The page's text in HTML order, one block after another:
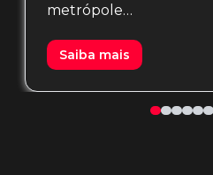
metrópole…
Saiba mais